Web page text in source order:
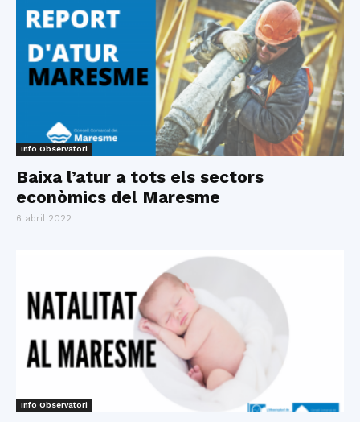
Info Observatori
Baixa l’atur a tots els sectors
econòmics del Maresme
6 abril 2022
Info Observatori